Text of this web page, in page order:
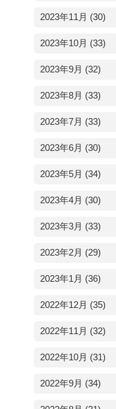
2023年11月 (30)
2023年10月 (33)
2023年9月 (32)
2023年8月 (33)
2023年7月 (33)
2023年6月 (30)
2023年5月 (34)
2023年4月 (30)
2023年3月 (33)
2023年2月 (29)
2023年1月 (36)
2022年12月 (35)
2022年11月 (32)
2022年10月 (31)
2022年9月 (34)